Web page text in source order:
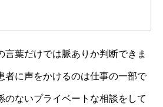
言葉だけでは脈ありか判断できま
者に声をかけるのは仕事の一部で
のないプライベートな相談をして